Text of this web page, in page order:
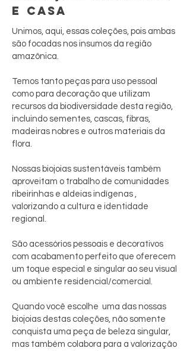
E CASA
Unimos, aqui, essas coleções, pois ambas
são focadas nos insumos da região
amazônica.
Temos tanto peças para uso pessoal
como para decoração que utilizam
recursos da biodiversidade desta região,
incluindo sementes, cascas, fibras,
madeiras nobres e outros materiais da
flora.
Nossas biojoias sustentáveis também
aproveitam o trabalho de comunidades
ribeirinhas e aldeias indígenas ,
valorizando a cultura e identidade
regional.
São acessórios pessoais e decorativos
com acabamento perfeito que oferecem
um toque especial e singular ao seu visual
ou ambiente residencial/comercial.
Quando você escolhe uma das nossas
biojoias destas coleções, não somente
conquista uma peça de beleza singular,
mas também colabora para a valorização